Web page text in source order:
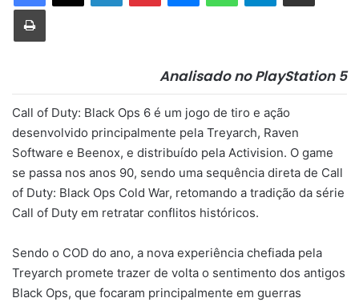
Imprimir
Analisado no PlayStation 5
Call of Duty: Black Ops 6 é um jogo de tiro e ação
desenvolvido principalmente pela Treyarch, Raven
Software e Beenox, e distribuído pela Activision. O game
se passa nos anos 90, sendo uma sequência direta de Call
of Duty: Black Ops Cold War, retomando a tradição da série
Call of Duty em retratar conflitos históricos.
Sendo o COD do ano, a nova experiência chefiada pela
Treyarch promete trazer de volta o sentimento dos antigos
Black Ops, que focaram principalmente em guerras